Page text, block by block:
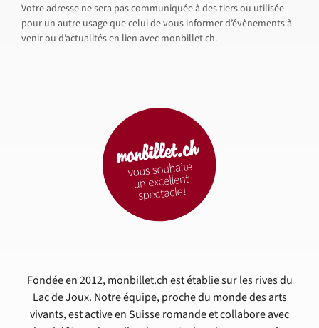
Fondée en 2012, monbillet.ch est établie sur les rives du
Lac de Joux. Notre équipe, proche du monde des arts
vivants, est active en Suisse romande et collabore avec
Votre adresse ne sera pas communiquée à des tiers ou utilisée
pour un autre usage que celui de vous informer d’évènements à
venir ou d’actualités en lien avec monbillet.ch.